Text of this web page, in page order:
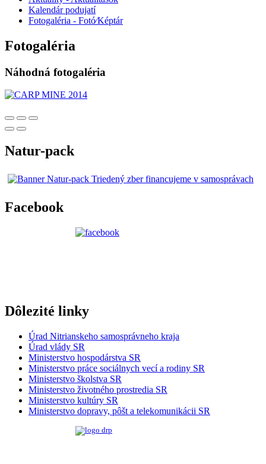
Kalendár podujatí
Fotogaléria - Fotó⁄Képtár
Fotogaléria
Náhodná fotogaléria
Natur-pack
Facebook
Dôlezité linky
Úrad Nitrianskeho samosprávneho kraja
Úrad vlády SR
Ministerstvo hospodárstva SR
Ministerstvo práce sociálnych vecí a rodiny SR
Ministerstvo školstva SR
Ministerstvo životného prostredia SR
Ministerstvo kultúry SR
Ministerstvo dopravy, pôšt a telekomunikácii SR